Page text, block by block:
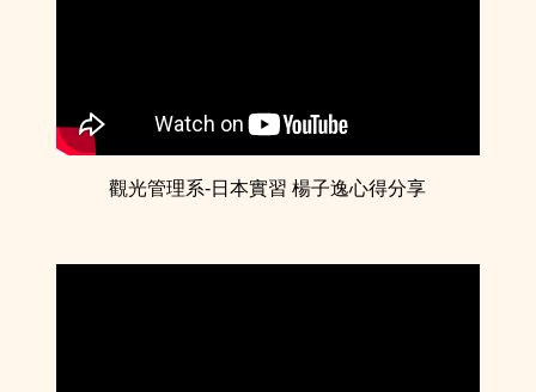
觀光管理系-日本實習 楊子逸心得分享